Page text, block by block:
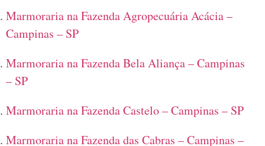
Marmoraria na Fazenda Agropecuária Acácia –
Campinas – SP
Marmoraria na Fazenda Bela Aliança – Campinas
– SP
Marmoraria na Fazenda Castelo – Campinas – SP
Marmoraria na Fazenda das Cabras – Campinas –